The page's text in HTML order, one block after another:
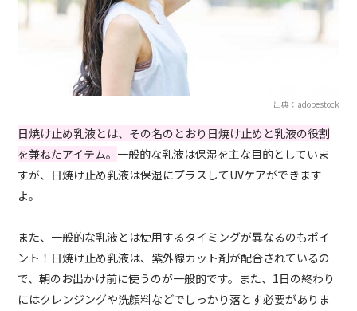
出典：adobestock
日焼け止め乳液とは、その名のとおり日焼け止めと乳液の役割
を兼ねたアイテム。 一般的な乳液は保湿を主な目的としていま
すが、日焼け止め乳液は保湿にプラスしてUVケアができます
よ。
また、一般的な乳液とは使用するタイミングが異なるのもポイ
ント！日焼け止め乳液は、紫外線カット剤が配合されているの
で、朝のお出かけ前に使うのが一般的です。また、1日の終わり
にはクレンジングや洗顔料などでしっかり落とす必要がありま